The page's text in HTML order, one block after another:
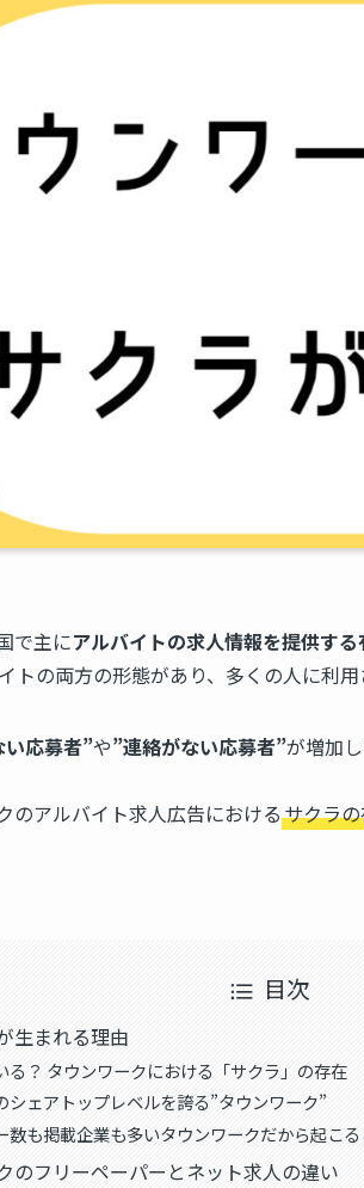
で主にアルバイトの求人情報を提供す
トの両方の形態があり、多くの人に利用
応募者”や”連絡がない応募者”が増加
のアルバイト求人広告におけるサクラ
目次
生まれる理由
る？ タウンワークにおける「サクラ」の存在
シェアトップレベルを誇る”タウンワーク”
数も掲載企業も多いタウンワークだから起こる
のフリーペーパーとネット求人の違い